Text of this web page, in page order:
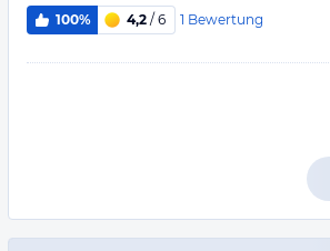
100% 4,2 / 6 1 Bewertung